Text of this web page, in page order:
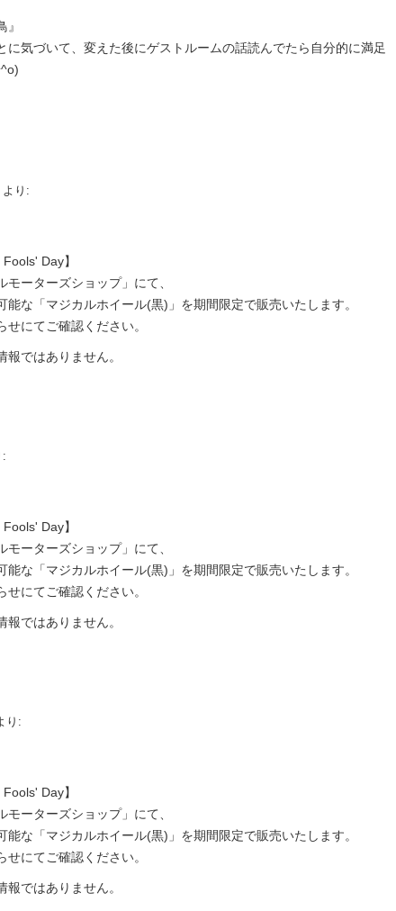
に気づいて、変えた後にゲストルームの話読んでたら自分的に満足
より:
Day】
ーターズショップ」にて、
能な「マジカルホイール(黒)」を期間限定で販売いたします。
にてご確認ください。
ではありません。
:
Day】
ーターズショップ」にて、
能な「マジカルホイール(黒)」を期間限定で販売いたします。
にてご確認ください。
ではありません。
り:
Day】
ーターズショップ」にて、
能な「マジカルホイール(黒)」を期間限定で販売いたします。
にてご確認ください。
ではありません。